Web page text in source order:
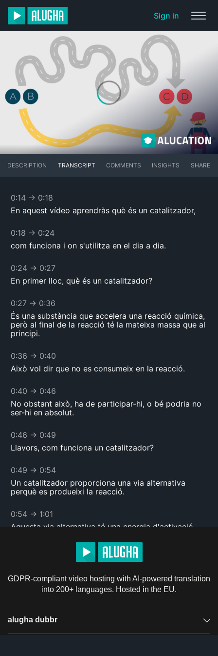
Sign in
DESCRIPTION TRANSCRIPT COMMENTS INSIGHTS SHARE
0:14 → 0:18
En aquest vídeo aprendràs què és un catalitzador,
0:18 → 0:24
com funciona i on s'utilitza en el dia a dia.
0:24 → 0:27
En primer lloc, què és un catalitzador?
0:27 → 0:36
És una substància que accelera una reacció química,
però al final de la reacció té la mateixa massa que al
principi.
0:36 → 0:40
Això vol dir que no es consumeix en la reacció.
0:40 → 0:46
No obstant això, ha de participar-hi, o bé podria no
ser-hi en absolut.
0:46 → 0:49
Llavors, com funciona un catalitzador?
0:49 → 0:54
Un catalitzador proporciona una via alternativa
perquè es produeixi la reacció.
0:54 → 1:01
Aquesta via alternativa té una energia d'activació
reacció.
La línia blava és el perfil energètic de la reacció
sense catalitzador i la línia vermella és el de la
reacció amb catalitzador.
GDPR-compliant video hosting with AI-powered translation
into 200+ languages. Hosted in the EU.
alugha dubbr